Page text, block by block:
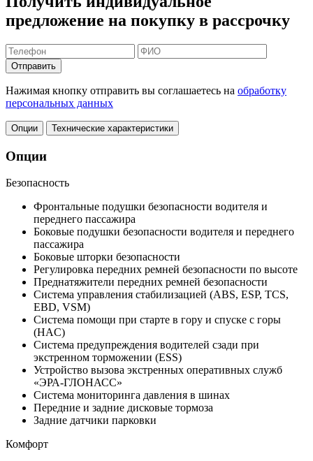
предложение на покупку в рассрочку
Отправить
Нажимая кнопку отправить вы соглашаетесь на обработку
персональных данных
Опции Технические характеристики
Опции
Безопасность
Фронтальные подушки безопасности водителя и
переднего пассажира
Боковые подушки безопасности водителя и переднего
пассажира
Боковые шторки безопасности
Регулировка передних ремней безопасности по высоте
Преднатяжители передних ремней безопасности
Система управления стабилизацией (ABS, ESP, TCS,
EBD, VSM)
Система помощи при старте в гору и спуске с горы
(HAC)
Система предупреждения водителей сзади при
экстренном торможении (ESS)
Устройство вызова экстренных оперативных служб
«ЭРА-ГЛОНАСС»
Система мониторинга давления в шинах
Передние и задние дисковые тормоза
Задние датчики парковки
Комфорт